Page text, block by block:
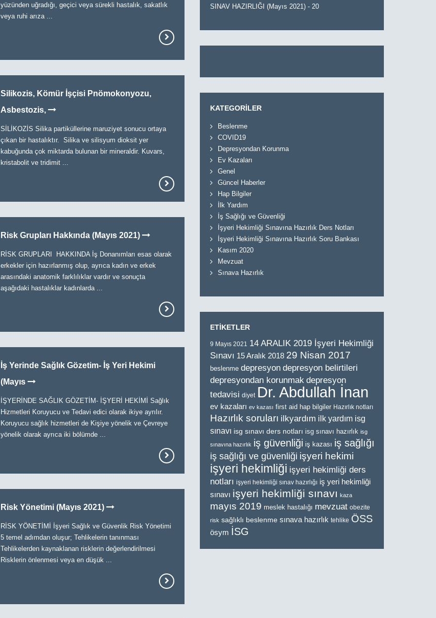
yüzünden uğradığı, geçici veya sürekli hastalık, sakatlık
veya ruhi arıza ...
Silikozis, Kömür İşçisi Pnömokonyozu,
Asbestozis,
SİLİKOZİS Silika partiküllerine maruziyet sonucu ortaya
çıkan bir hastalıktır. Silika ve silisyum dioksit yer
kabuğunda çok miktarda bulunan bir mineraldir. Kuvars,
kristabolit ve tridimit ...
Risk Grupları Hakkında (Mayıs 2021)
RİSK GRUPLARI HAKKINDA İş Donanımları esas olarak
erkekler için hazırlanmış olup, ayrıca kadın ve erkek
arasındaki anatomik farklılıklar vardır ve sonuçta
aşağıdaki hastalıklar kadınlarda ...
İş Yerinde Sağlık Gözetim- İş Yeri Hekimi
(Mayıs
İŞYERİNDE SAĞLIK GÖZETİM- İŞYERİ HEKİMİ Sağlık
Hizmetleri Koruyucu ve Tedavi edici olarak ikiye ayrılır.
Koruyucu sağlık hizmetleri de Kişiye yönelik ve Çevreye
yönelik olarak ayrıca iki bölümde ...
Risk Yönetimi (Mayıs 2021)
RİSK YÖNETİMİ İşyeri Sağlık ve Güvenlik Risk Yönetimi
5 temel adımdan oluşur; Tehlikelerin tanınması
Tehlikelerden kaynaklanan risklerin değerlendirilmesi
Risklerin önlenmesi veya en düşük ...
SINAV HAZIRLIĞI (Mayıs 2021) - 20
KATEGORİLER
Beslenme
COVID19
Depresyondan Korunma
Ev Kazaları
Genel
Güncel Haberler
Hap Bilgiler
İlk Yardım
İş Sağlığı ve Güvenliği
İşyeri Hekimliği Sınavına Hazırlık Ders Notları
İşyeri Hekimliği Sınavına Hazırlık Soru Bankası
Kasım 2020
Mevzuat
Sınava Hazırlık
ETİKETLER
9 Mayıs 2021
14 ARALIK 2019 İşyeri Hekimliği
Sınavı 15 Aralık 2018 29 Nisan 2017
beslenme depresyon depresyon belirtileri
depresyondan korunmak depresyon
tedavisi diyet Dr. Abdullah İnan
ev kazaları ev kazası first aid hap bilgiler Hazırlık notları
Hazırlık soruları ilkyardım ilk yardım isg
sınavı isg sınavı ders notları isg sınavı hazırlık isg
sınavına hazırlık iş güvenliği iş kazası iş sağlığı
iş sağlığı ve güvenliği işyeri hekimi
işyeri hekimliği işyeri hekimliği ders
notları işyeri hekimliği sınav hazırlığı iş yeri hekimliği
sınavı işyeri hekimliği sınavı kaza
mayıs 2019 meslek hastalığı mevzuat obezite
risk sağlıklı beslenme sınava hazırlık tehlike ÖSS
ösym İSG